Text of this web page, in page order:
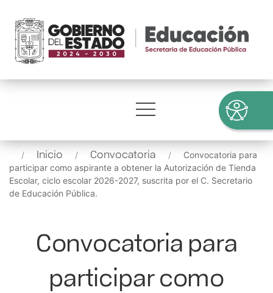
Inicio Convocatoria
Convocatoria para
participar como aspirante a obtener la Autorización de Tienda
Escolar, ciclo escolar 2026-2027, suscrita por el C. Secretario
de Educación Pública.
Convocatoria para
participar como